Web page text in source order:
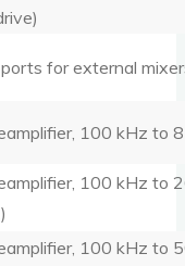
ports for external
100 kHz to
100 kHz to
100 kHz to